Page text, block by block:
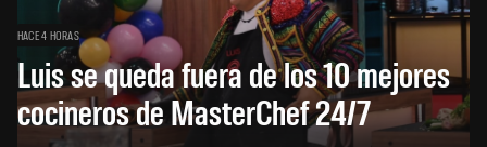
HACE 4 HORAS
Luis se queda fuera de los 10 mejores
cocineros de MasterChef 24/7